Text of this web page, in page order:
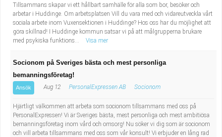
Tillsammans skapar vi ett hållbart samhälle för alla som bor, besöker och
arbetar i Huddinge. Om arbetsplatsen Vill du vara med och vidareutveckla vårt
sociala arbete inom Vuxensektionen i Huddinge? Hos oss har du möjlighet att
göra skillnad! I Huddinge kommun satsar vi på att målgrupperna brukare
med psykiska funktions...
Visa mer
Socionom på Sveriges bästa och mest personliga
bemanningsföretag!
Ansök Aug 12 PersonalExpressen AB Socionom
Hjärtligt välkommen att arbeta som socionom tillsammans med oss på
PersonalExpressen! Vi är Sveriges bästa, mest personliga och mest ambitiösa
bemanningsföretag inom vård och omsorg! Nu söker vi dig som är socionom
och vill arbeta tillsammans med oss som vår konsult! Vi erbjuder en lång rad